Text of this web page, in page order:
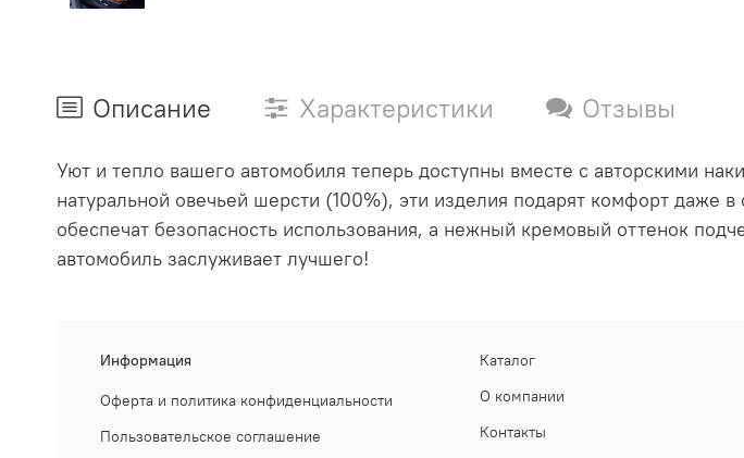
Описание Характеристики Отзывы
Уют и тепло вашего автомобиля теперь доступны вместе с авторскими
натуральной овечьей шерсти (100%), эти изделия подарят комфорт
обеспечат безопасность использования, а нежный кремовый оттенок
автомобиль заслуживает лучшего!
Информация
Оферта и политика конфиденциальности
Пользовательское соглашение
Каталог
О компании
Контакты